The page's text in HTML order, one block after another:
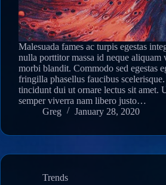
Malesuada fames ac turpis egestas
nulla porttitor massa id neque aliquam
morbi blandit. Commodo sed egestas
fringilla phasellus faucibus scelerisque.
tincidunt dui ut ornare lectus sit amet.
semper viverra nam libero justo…
Greg
January 28, 2020
Trends